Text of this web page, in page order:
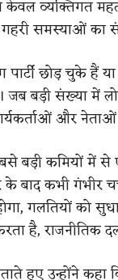
व्यक्तिगत
समस्याओं का
पार्टी छोड़ चुके
बड़ी संख्या में लोग
और नेताओं
बड़ी कमियों में
के बाद कभी गंभीर
गलतियों को
है, राजनीतिक
हुए उन्होंने कहा